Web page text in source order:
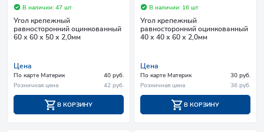
В наличии: 47 шт
Угол крепежный
равносторонний оцинкованный
60 х 60 х 50 х 2,0мм
Цена
По карте Материк
40 руб.
Розничная цена
42 руб.
В КОРЗИНУ
В наличии: 16 шт
Угол крепежный
равносторонний оцинкованный
40 х 40 х 60 х 2,0мм
Цена
По карте Материк
30 руб.
Розничная цена
36 руб.
В КОРЗИНУ